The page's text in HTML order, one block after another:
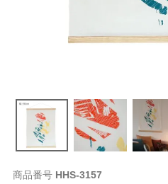
商品番号 HHS-3157